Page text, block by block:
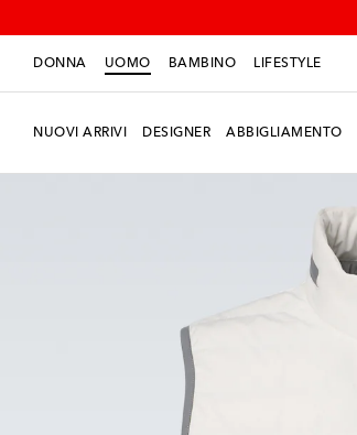
DONNA UOMO BAMBINO LIFESTYLE
NUOVI ARRIVI DESIGNER ABBIGLIAMENTO